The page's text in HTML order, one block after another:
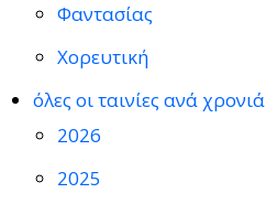
Φαντασίας
Χορευτική
όλες οι ταινίες ανά χρονιά
2026
2025